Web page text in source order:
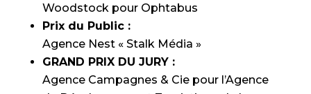
Woodstock pour Ophtabus
Prix du Public :
Agence Nest « Stalk Média »
GRAND PRIX DU JURY :
Agence Campagnes & Cie pour l’Agence